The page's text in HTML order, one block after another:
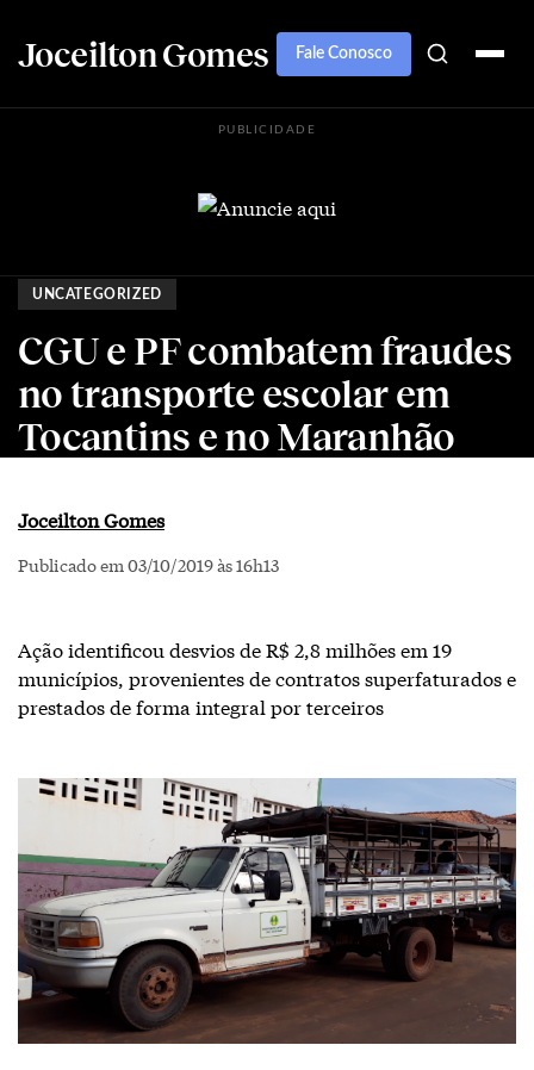
Joceilton Gomes Fale Conosco
PUBLICIDADE
UNCATEGORIZED
CGU e PF combatem fraudes
no transporte escolar em
Tocantins e no Maranhão
Joceilton Gomes
Publicado em 03/10/2019 às 16h13
Ação identificou desvios de R$ 2,8 milhões em 19
municípios, provenientes de contratos superfaturados e
prestados de forma integral por terceiros